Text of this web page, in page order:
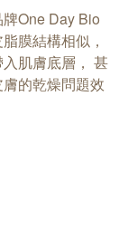
One Day Bio
膜結構相似，
肌膚底層， 甚
的乾燥問題效